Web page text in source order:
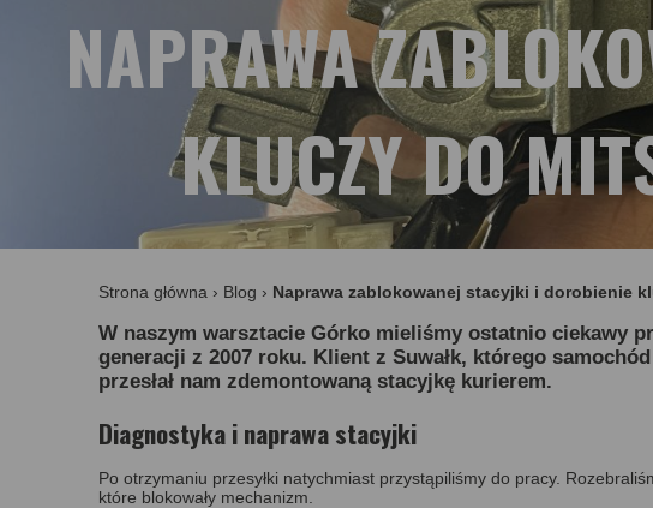
NAPRAWA
KLUCZY DO
Strona główna › Blog › Naprawa zablokowanej stacyjki i dorobienie
W naszym warsztacie Górko mieliśmy ostatnio ciekawy
generacji z 2007 roku. Klient z Suwałk, którego
przesłał nam zdemontowaną stacyjkę kurierem.
Diagnostyka i naprawa stacyjki
Po otrzymaniu przesyłki natychmiast przystąpiliśmy do pracy.
które blokowały mechanizm.